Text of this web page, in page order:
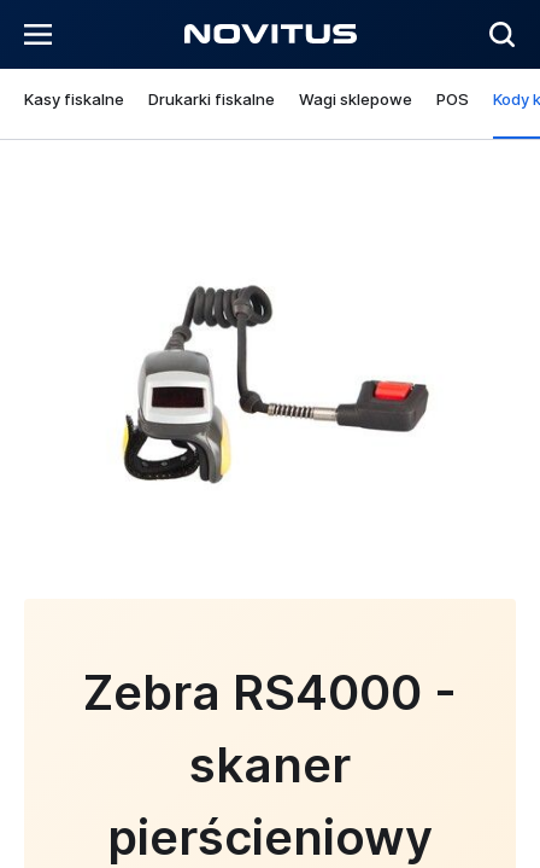
Kasy fiskalne Drukarki fiskalne Wagi sklepowe POS Kody
Zebra RS4000 -
skaner
pierścieniowy